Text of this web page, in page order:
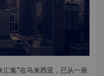
集”在马来西亚，已从一座